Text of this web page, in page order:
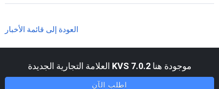
العودة إلى قائمة الأخبار
KVS 7.0.2 موجودة هنا
اطلب الآن